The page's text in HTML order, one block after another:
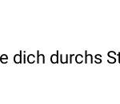
dich durchs